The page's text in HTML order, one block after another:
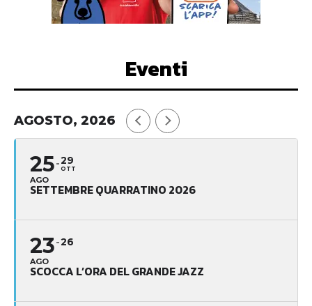
Eventi
AGOSTO, 2026
25
AGO
29
OTT
SETTEMBRE QUARRATINO 2026
23
AGO
26
SCOCCA L’ORA DEL GRANDE JAZZ